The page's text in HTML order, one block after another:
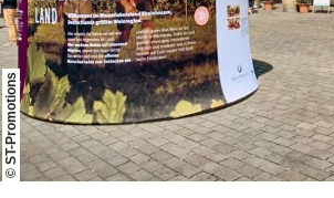
Buchung & Service
ShopRheinhessen-Blog Karte
© ST-Promotions